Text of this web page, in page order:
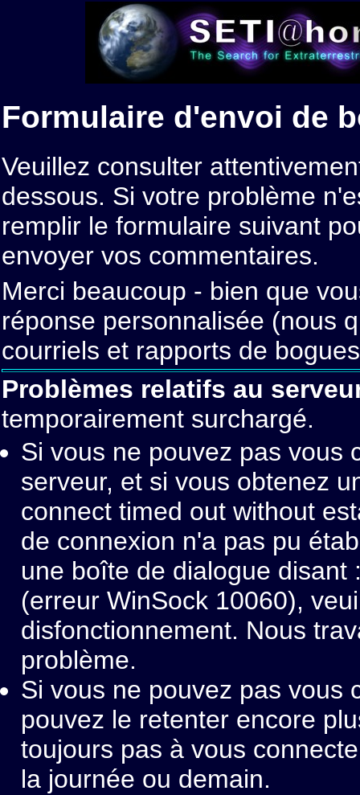
Formulaire d'envoi de
Veuillez consulter
dessous. Si votre problème
remplir le formulaire suivant
envoyer vos commentaires.
Merci beaucoup - bien que
réponse personnalisée (nous
courriels et rapports de
Problèmes relatifs au
temporairement surchargé.
Si vous ne pouvez pas vous
serveur, et si vous obtenez
connect timed out without
de connexion n'a pas pu
une boîte de dialogue disant
(erreur WinSock 10060),
disfonctionnement. Nous
problème.
Si vous ne pouvez pas vous
pouvez le retenter encore
toujours pas à vous
la journée ou demain.